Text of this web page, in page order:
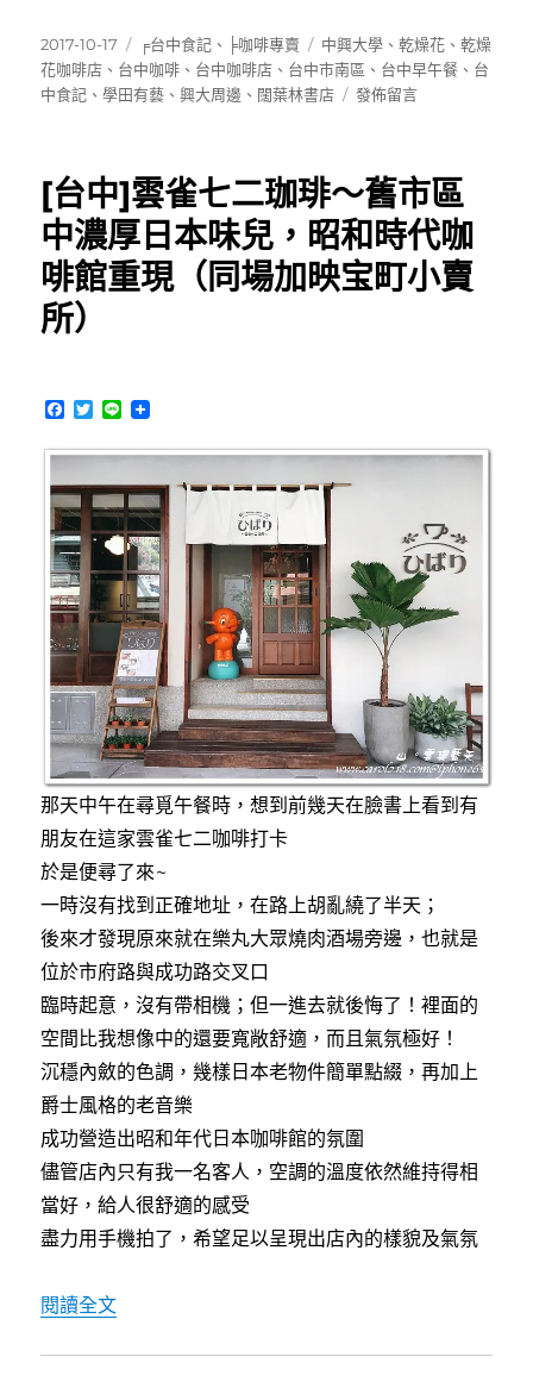
發
佈
日
2017-10-17
分
類
╒台中食記 、 ╞咖啡專賣
標
籤
中興大學 、乾燥花 、乾燥
花咖啡店 、 台中咖啡 、 台中咖啡店 、 台中市南區 、 台中早午餐 、 台
中食記 、學田有藝 、興大周邊 、 闊葉林書店
在
田
有
藝
～
興
別
具
風
格
屋
咖
啡
店
（闊
書
店
原
發佈留言
[台中]雲雀七二珈琲～舊市區
中濃厚日本味兒，昭和時代咖
啡館重現（同場加映宝町小賣
所）
F
c
e
b
o
o
k
T
i
t
e
r
L
n
e
那天中午在尋覓午餐時，想到前幾天在臉書上看到有
朋友在這家雲雀七二咖啡打卡
於是便尋了來~
一時沒有找到正確地址，在路上胡亂繞了半天；
後來才發現原來就在樂丸大眾燒肉酒場旁邊，也就是
位於市府路與成功路交叉口
臨時起意，沒有帶相機；但一進去就後悔了！裡面的
空間比我想像中的還要寬敞舒適，而且氣氛極好！
沉穩內斂的色調，幾樣日本老物件簡單點綴，再加上
爵士風格的老音樂
成功營造出昭和年代日本咖啡館的氛圍
儘管店內只有我一名客人，空調的溫度依然維持得相
當好，給人很舒適的感受
盡力用手機拍了，希望足以呈現出店內的樣貌及氣氛
閱讀全文〈[台中]雲雀七二珈琲～舊市區中濃厚日本味兒